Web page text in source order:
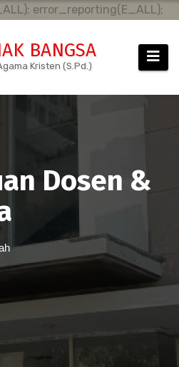
error_reporting(E_ALL);
BANGSA
Kristen (S.Pd.)
Dosen &